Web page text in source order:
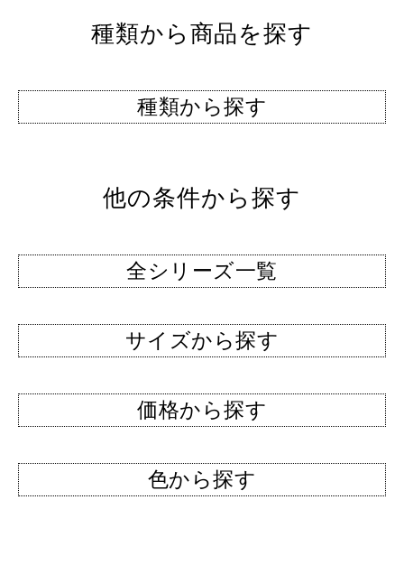
種類から商品を探す
種類から探す
他の条件から探す
全シリーズ一覧
サイズから探す
価格から探す
色から探す